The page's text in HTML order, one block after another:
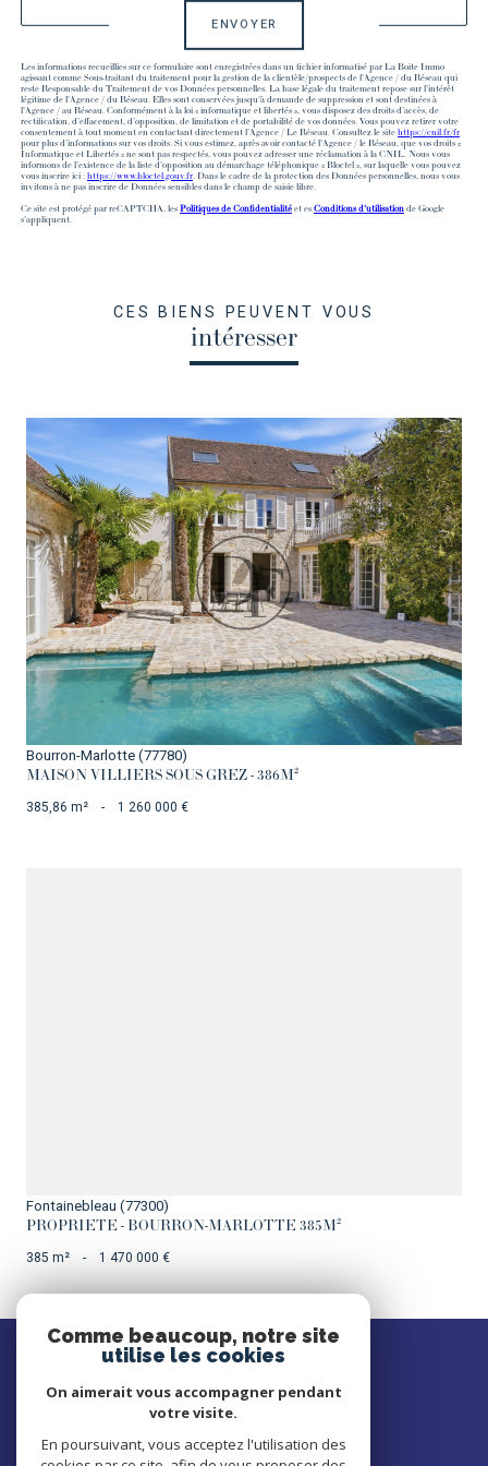
ENVOYER
Les informations recueillies sur ce formulaire sont enregistrées dans un fichier informatisé par La Boite Immo
agissant comme Sous-traitant du traitement pour la gestion de la clientèle/prospects de l'Agence / du Réseau qui
reste Responsable du Traitement de vos Données personnelles. La base légale du traitement repose sur l'intérêt
légitime de l'Agence / du Réseau. Elles sont conservées jusqu'à demande de suppression et sont destinées à
l'Agence / au Réseau. Conformément à la loi « informatique et libertés », vous disposez des droits d’accès, de
rectification, d’effacement, d’opposition, de limitation et de portabilité de vos données. Vous pouvez retirer votre
consentement à tout moment en contactant directement l’Agence / Le Réseau. Consultez le site https://cnil.fr/fr
pour plus d’informations sur vos droits. Si vous estimez, après avoir contacté l'Agence / le Réseau, que vos droits «
Informatique et Libertés » ne sont pas respectés, vous pouvez adresser une réclamation à la CNIL. Nous vous
informons de l’existence de la liste d'opposition au démarchage téléphonique « Bloctel », sur laquelle vous pouvez
vous inscrire ici : https://www.bloctel.gouv.fr. Dans le cadre de la protection des Données personnelles, nous vous
invitons à ne pas inscrire de Données sensibles dans le champ de saisie libre.
Ce site est protégé par reCAPTCHA, les Politiques de Confidentialité et es Conditions d'utilisation de Google
s'appliquent.
CES BIENS PEUVENT VOUS
intéresser
VOIR LE BIEN
Bourron-Marlotte (77780)
MAISON VILLIERS SOUS GREZ - 386M²
385,86 m² - 1 260 000 €
Fontainebleau (77300)
PROPRIETE - BOURRON-MARLOTTE 385M²
385 m² - 1 470 000 €
SE
ESPACE PROPRIÉTAIRE
Comme beaucoup, notre site
utilise les cookies
On aimerait vous accompagner pendant
votre visite.
En poursuivant, vous acceptez l'utilisation des